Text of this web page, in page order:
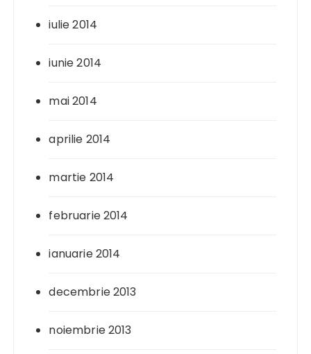
iulie 2014
iunie 2014
mai 2014
aprilie 2014
martie 2014
februarie 2014
ianuarie 2014
decembrie 2013
noiembrie 2013